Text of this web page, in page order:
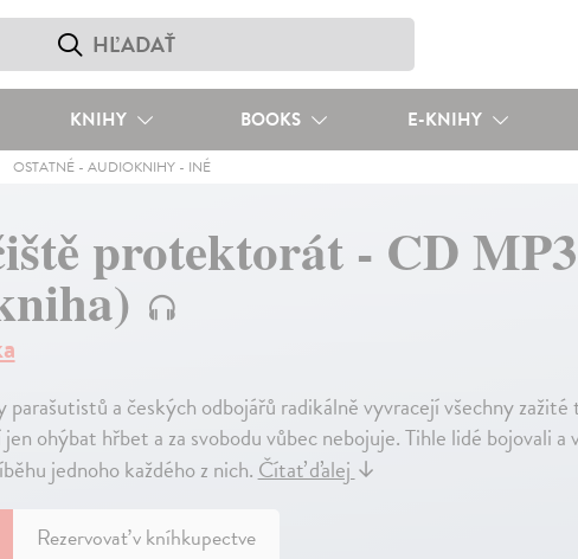
KNIHY BOOKS E-KNIHY
OSTATNÉ -AUDIOKNIHY - INÉ
protektorát - CD MP3
a českých odbojářů radikálně vyvracejí všechny
ohýbat hřbet a za svobodu vůbec nebojuje. Tihle lidé bojovali
jednoho každého z nich.Čítať ďalej↓
Rezervovať v kníhkupectve